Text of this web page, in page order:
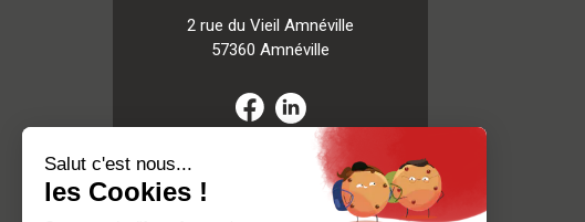
2 rue du Vieil Amnéville
57360 Amnéville